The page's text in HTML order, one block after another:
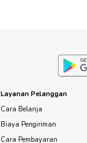
Layanan Pelanggan
Cara Belanja
Biaya Pengiriman
Cara Pembayaran